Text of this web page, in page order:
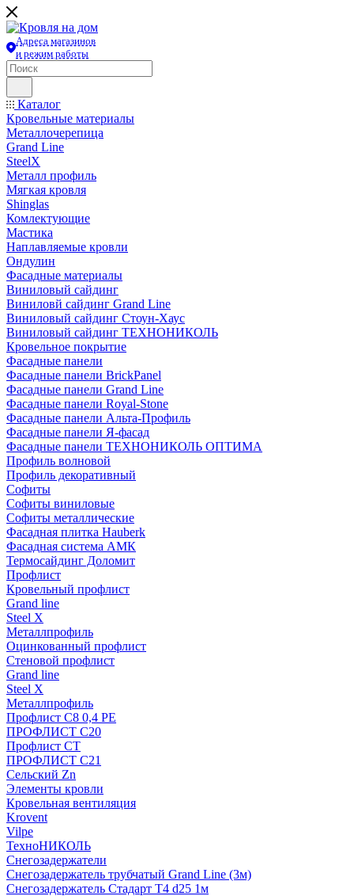
Адреса магазинов
и режим работы
Каталог
Кровельные материалы
Металлочерепица
Grand Line
SteelX
Металл профиль
Мягкая кровля
Shinglas
Комлектующие
Мастика
Наплавляемые кровли
Ондулин
Фасадные материалы
Виниловый сайдинг
Виниловй сайдинг Grand Line
Виниловый сайдинг Стоун-Хаус
Виниловый сайдинг ТЕХНОНИКОЛЬ
Кровельное покрытие
Фасадные панели
Фасадные панели BrickPanel
Фасадные панели Grand Line
Фасадные панели Royal-Stone
Фасадные панели Альта-Профиль
Фасадные панели Я-фасад
Фасадные панели ТЕХНОНИКОЛЬ ОПТИМА
Профиль волновой
Профиль декоративный
Софиты
Софиты виниловые
Софиты металлические
Фасадная плитка Hauberk
Фасадная система АМК
Термосайдинг Доломит
Профлист
Кровельный профлист
Grand line
Steel X
Металлпрофиль
Оцинкованный профлист
Стеновой профлист
Grand line
Steel X
Металлпрофиль
Профлист С8 0,4 РЕ
ПРОФЛИСТ С20
Профлист СТ
ПРОФЛИСТ С21
Сельский Zn
Элементы кровли
Кровельная вентиляция
Krovent
Vilpe
ТехноНИКОЛЬ
Снегозадержатели
Снегозадержатель трубчатый Grand Line (3м)
Снегозадержатель Стадарт Т4 d25 1м